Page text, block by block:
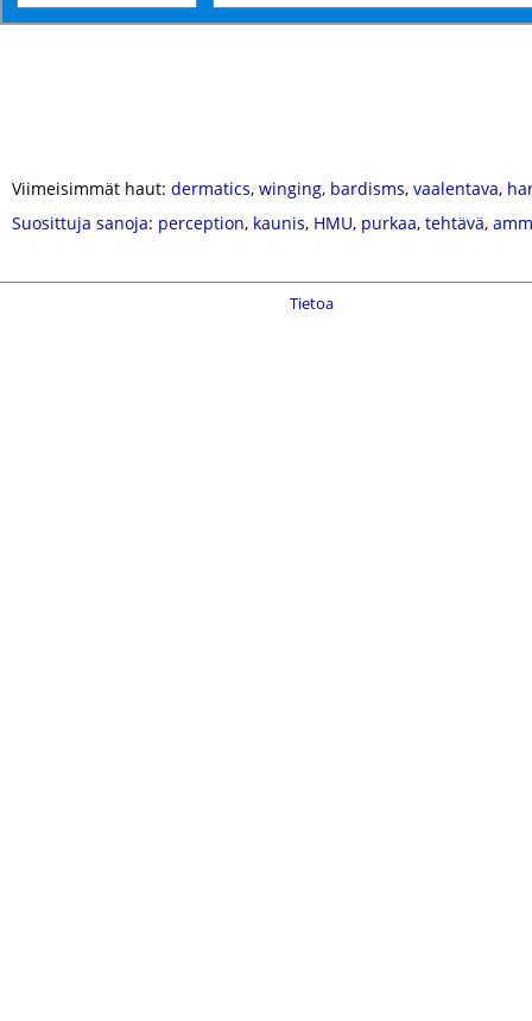
Viimeisimmät haut: dermatics, winging, bardisms, vaalentava,
Suosittuja sanoja: perception, kaunis, HMU, purkaa, tehtävä,
Tietoa